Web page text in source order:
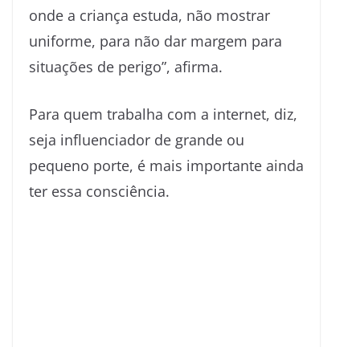
onde a criança estuda, não mostrar
uniforme, para não dar margem para
situações de perigo”, afirma.
Para quem trabalha com a internet, diz,
seja influenciador de grande ou
pequeno porte, é mais importante ainda
ter essa consciência.